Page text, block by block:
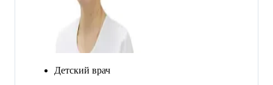
Детский врач